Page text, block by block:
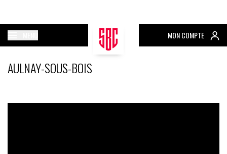
MON COMPTE
AULNAY-SOUS-BOIS